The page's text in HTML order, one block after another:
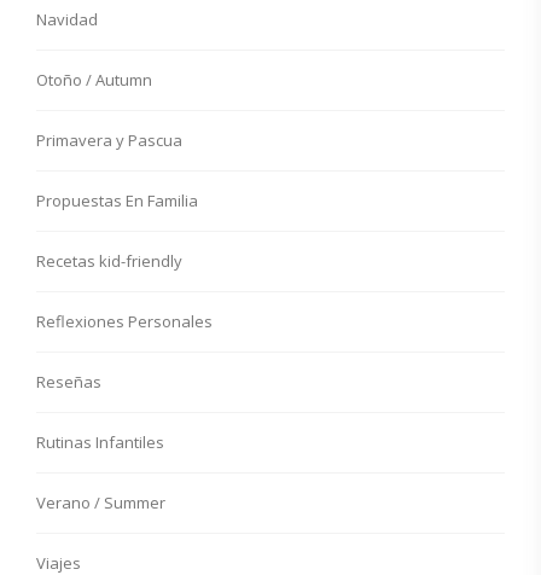
Navidad
Otoño / Autumn
Primavera y Pascua
Propuestas En Familia
Recetas kid-friendly
Reflexiones Personales
Reseñas
Rutinas Infantiles
Verano / Summer
Viajes